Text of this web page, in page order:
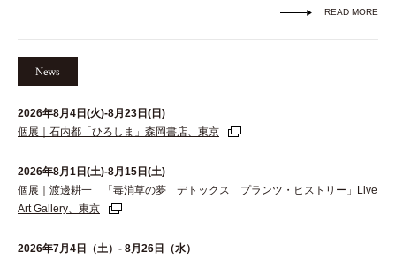
READ MORE
News
2026年8月4日(火)-8月23日(日)
個展｜石内都「ひろしま」森岡書店、東京
2026年8月1日(土)-8月15日(土)
個展｜渡邊耕一 「毒消草の夢 デトックス プランツ・ヒストリー」Live
Art Gallery、東京
2026年7月4日（土）- 8月26日（水）